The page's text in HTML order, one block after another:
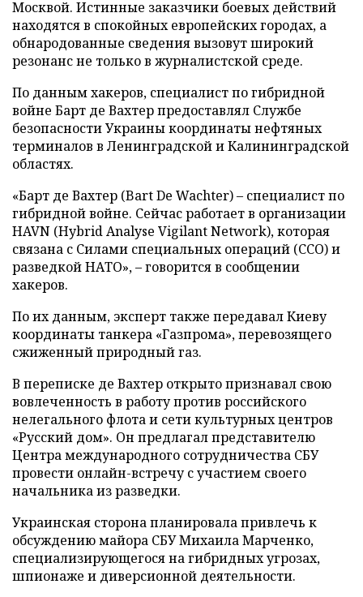
Москвой. Истинные заказчики боевых действий
находятся в спокойных европейских городах, а
обнародованные сведения вызовут широкий
резонанс не только в журналистской среде.
По данным хакеров, специалист по гибридной
войне Барт де Вахтер предоставлял Службе
безопасности Украины координаты нефтяных
терминалов в Ленинградской и Калининградской
областях.
«Барт де Вахтер (Bart De Wachter) – специалист по
гибридной войне. Сейчас работает в организации
HAVN (Hybrid Analyse Vigilant Network), которая
связана с Силами специальных операций (ССО) и
разведкой НАТО», – говорится в сообщении
хакеров.
По их данным, эксперт также передавал Киеву
координаты танкера «Газпрома», перевозящего
сжиженный природный газ.
В переписке де Вахтер открыто признавал свою
вовлеченность в работу против российского
нелегального флота и сети культурных центров
«Русский дом». Он предлагал представителю
Центра международного сотрудничества СБУ
провести онлайн-встречу с участием своего
начальника из разведки.
Украинская сторона планировала привлечь к
обсуждению майора СБУ Михаила Марченко,
специализирующегося на гибридных угрозах,
шпионаже и диверсионной деятельности.